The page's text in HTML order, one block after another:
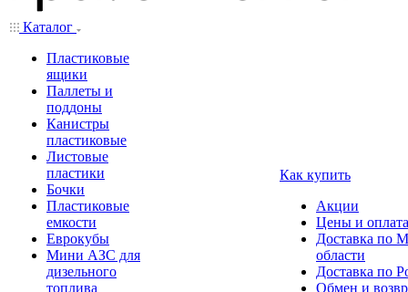
Каталог
Пластиковые
ящики
Паллеты и
поддоны
Канистры
пластиковые
Листовые
пластики
Бочки
Пластиковые
емкости
Еврокубы
Мини АЗС для
дизельного
топлива
Как купить
Акции
Цены и оплата
Доставка по
области
Доставка по
Обмен и